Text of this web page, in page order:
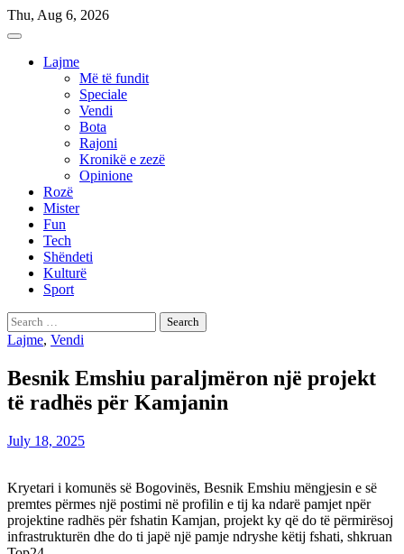
Skip
to
Thu, Aug 6, 2026
Lajme
Më të fundit
Speciale
Vendi
Bota
Rajoni
Kronikë e zezë
Opinione
Rozë
Mister
Fun
Tech
Shëndeti
Kulturë
Sport
Search
for:
Lajme, Vendi
Besnik Emshiu paraljmëron një projekt
të radhës për Kamjanin
July 18, 2025
Kryetari i komunës së Bogovinës, Besnik Emshiu mëngjesin e së
premtes përmes një postimi në profilin e tij ka ndarë pamjet npër
projektine radhës për fshatin Kamjan, projekt ky që do të përmirësoj
infrastrukturën dhe do ti japë një pamje ndryshe këtij fshati, shkruan